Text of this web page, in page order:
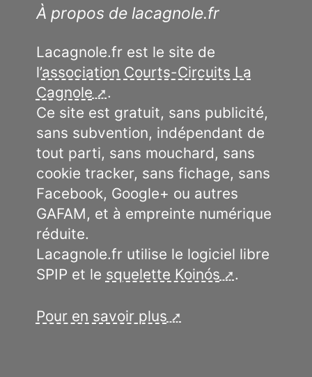
À propos de lacagnole.fr
Lacagnole.fr est le site de
l’association Courts-Circuits La
Cagnole
.
Ce site est gratuit, sans publicité,
sans subvention, indépendant de
tout parti, sans mouchard, sans
cookie tracker, sans fichage, sans
Facebook, Google+ ou autres
GAFAM, et à empreinte numérique
réduite.
Lacagnole.fr utilise le logiciel libre
SPIP et le squelette Koinós .
Pour en savoir plus